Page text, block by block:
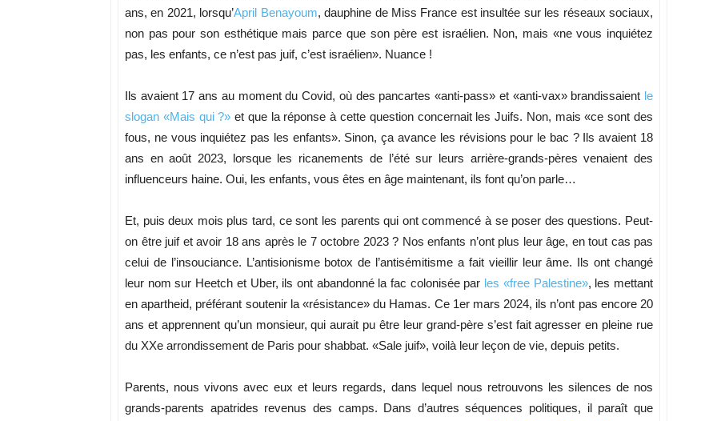
ans, en 2021, lorsqu’April Benayoum, dauphine de Miss France est insultée sur les réseaux sociaux,
non pas pour son esthétique mais parce que son père est israélien. Non, mais «ne vous inquiétez
pas, les enfants, ce n’est pas juif, c’est israélien». Nuance !
Ils avaient 17 ans au moment du Covid, où des pancartes «anti-pass» et «anti-vax» brandissaient le
slogan «Mais qui ?» et que la réponse à cette question concernait les Juifs. Non, mais «ce sont des
fous, ne vous inquiétez pas les enfants». Sinon, ça avance les révisions pour le bac ? Ils avaient 18
ans en août 2023, lorsque les ricanements de l’été sur leurs arrière-grands-pères venaient des
influenceurs haine. Oui, les enfants, vous êtes en âge maintenant, ils font qu’on parle…
Et, puis deux mois plus tard, ce sont les parents qui ont commencé à se poser des questions. Peut-
on être juif et avoir 18 ans après le 7 octobre 2023 ? Nos enfants n’ont plus leur âge, en tout cas pas
celui de l’insouciance. L’antisionisme botox de l’antisémitisme a fait vieillir leur âme. Ils ont changé
leur nom sur Heetch et Uber, ils ont abandonné la fac colonisée par les «free Palestine», les mettant
en apartheid, préférant soutenir la «résistance» du Hamas. Ce 1er mars 2024, ils n’ont pas encore 20
ans et apprennent qu’un monsieur, qui aurait pu être leur grand-père s’est fait agresser en pleine rue
du XXe arrondissement de Paris pour shabbat. «Sale juif», voilà leur leçon de vie, depuis petits.
Parents, nous vivons avec eux et leurs regards, dans lequel nous retrouvons les silences de nos
grands-parents apatrides revenus des camps. Dans d’autres séquences politiques, il paraît que